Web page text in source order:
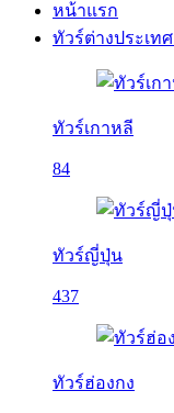
หน้าแรก
ทัวร์ต่างประเทศ
ทัวร์เกาหลี
84
ทัวร์ญี่ปุ่น
437
ทัวร์ฮ่องกง